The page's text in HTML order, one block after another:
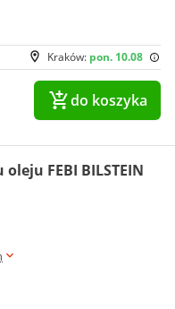
Kraków: pon. 10.08
do koszyka
FEBI BILSTEIN